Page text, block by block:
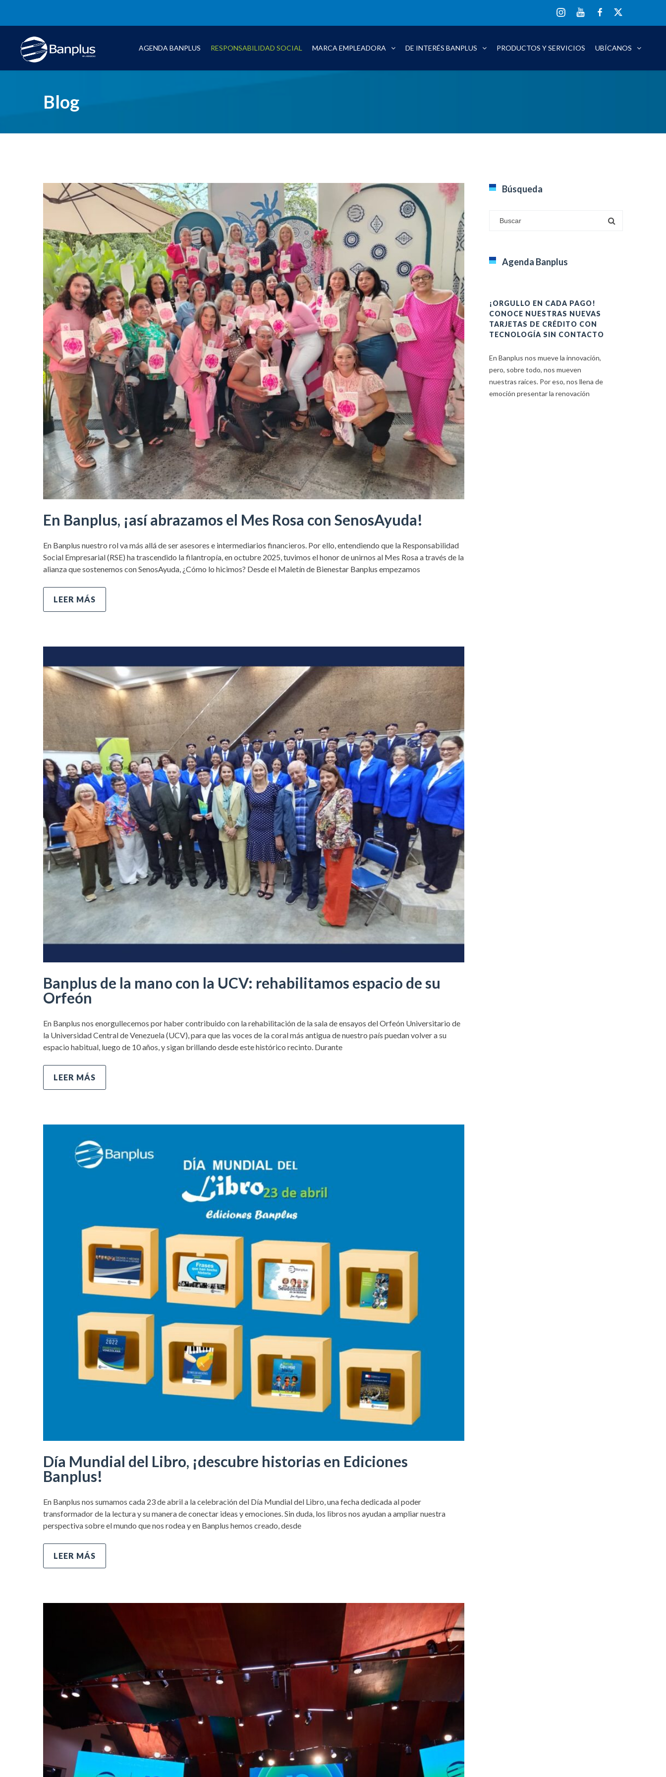
IG YT FB XX
AGENDA BANPLUS RESPONSABILIDAD SOCIAL MARCA EMPLEADORA DE INTERÉS BANPLUS PRODUCTOS Y SERVICIOS UBÍCANOS
Blog
En Banplus, ¡así abrazamos el Mes Rosa con SenosAyuda!
En Banplus nuestro rol va más allá de ser asesores e intermediarios financieros. Por ello, entendiendo que la Responsabilidad
Social Empresarial (RSE) ha trascendido la filantropía, en octubre 2025, tuvimos el honor de unirnos al Mes Rosa a través de la
alianza que sostenemos con SenosAyuda, ¿Cómo lo hicimos? Desde el Maletín de Bienestar Banplus empezamos
LEER MÁS
Banplus de la mano con la UCV: rehabilitamos espacio de su
Orfeón
En Banplus nos enorgullecemos por haber contribuido con la rehabilitación de la sala de ensayos del Orfeón Universitario de
la Universidad Central de Venezuela (UCV), para que las voces de la coral más antigua de nuestro país puedan volver a su
espacio habitual, luego de 10 años, y sigan brillando desde este histórico recinto. Durante
LEER MÁS
Día Mundial del Libro, ¡descubre historias en Ediciones
Banplus!
En Banplus nos sumamos cada 23 de abril a la celebración del Día Mundial del Libro, una fecha dedicada al poder
transformador de la lectura y su manera de conectar ideas y emociones. Sin duda, los libros nos ayudan a ampliar nuestra
perspectiva sobre el mundo que nos rodea y en Banplus hemos creado, desde
LEER MÁS
Búsqueda
Agenda Banplus
¡ORGULLO EN CADA PAGO!
CONOCE NUESTRAS NUEVAS
TARJETAS DE CRÉDITO CON
TECNOLOGÍA SIN CONTACTO
En Banplus nos mueve la innovación,
pero, sobre todo, nos mueven
nuestras raíces. Por eso, nos llena de
emoción presentar la renovación